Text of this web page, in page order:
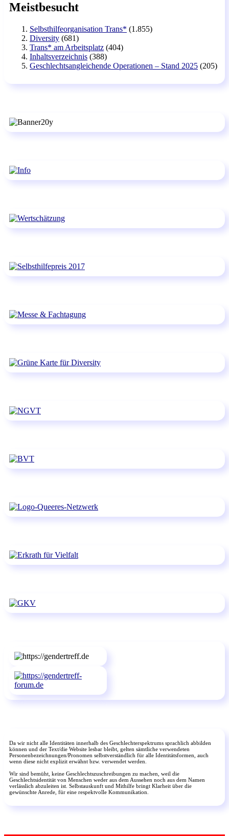
Meistbesucht
Selbsthilfeorganisation Trans* (1.855)
Diversity (681)
Trans* am Arbeitsplatz (404)
Inhaltsverzeichnis (388)
Geschlechtsangleichende Operationen – Stand 2025 (205)
Da wir nicht alle Identitäten innerhalb des Geschlechterspektrums sprachlich abbilden
können und der Text/die Website lesbar bleibt, gelten sämtliche verwendeten
Personenbezeichnungen/Pronomen selbstverständlich für alle Identitätsformen, auch
wenn diese nicht explizit erwähnt bzw. verwendet werden.
Wir sind bemüht, keine Geschlechtszuschreibungen zu machen, weil die
Geschlechtsidentität von Menschen weder aus dem Aussehen noch aus dem Namen
verlässlich abzuleiten ist. Selbstauskunft und Mithilfe bringt Klarheit über die
gewünschte Anrede, für eine respektvolle Kommunikation.